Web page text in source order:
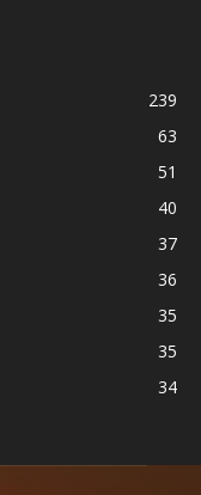
239
63
51
40
37
36
35
35
34